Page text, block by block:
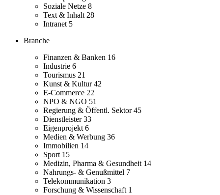
Soziale Netze 8
Text & Inhalt 28
Intranet 5
Branche
Finanzen & Banken 16
Industrie 6
Tourismus 21
Kunst & Kultur42
E-Commerce 22
NPO & NGO 51
Regierung & Öffentl. Sektor45
Dienstleister33
Eigenprojekt 6
Medien & Werbung 36
Immobilien 14
Sport 15
Medizin, Pharma & Gesundheit 14
Nahrungs- & Genußmittel 7
Telekommunikation 3
Forschung & Wissenschaft 1